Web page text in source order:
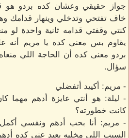
جواز حقيقي وعشان كده بردو هو
خاف تفتحي وتدخلي وينهار قدامك
كنتي وقفتي قدامه ثانية واحدة لو
يقاوم بس معنى كده يا مريم أنه
بردو معنى كده أن الحاجة اللي
سؤال.
- مريم: أكييد أتفضلي
- ليلة: هو أنتي عايزة أدهم مهما
كانت خطورته؟
- مريم: أنا بحب أدهم ونفسي
السبب اللي مخليه بعيد عني كده